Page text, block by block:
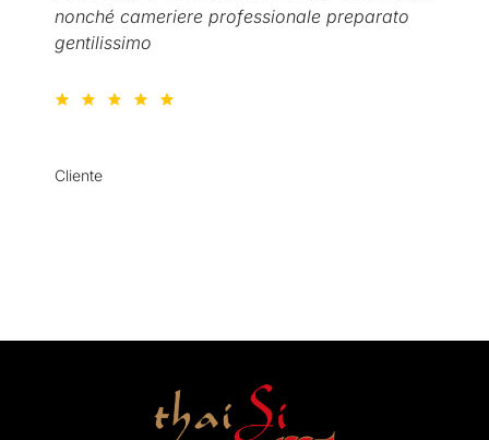
tavolate con molta gente siamo stati serviti
bene e velocemente. Piatti curati. Da tornarci
Xeper Horde